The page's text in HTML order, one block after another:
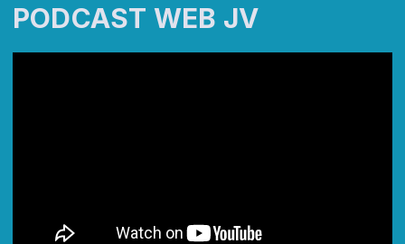
PODCAST WEB JV